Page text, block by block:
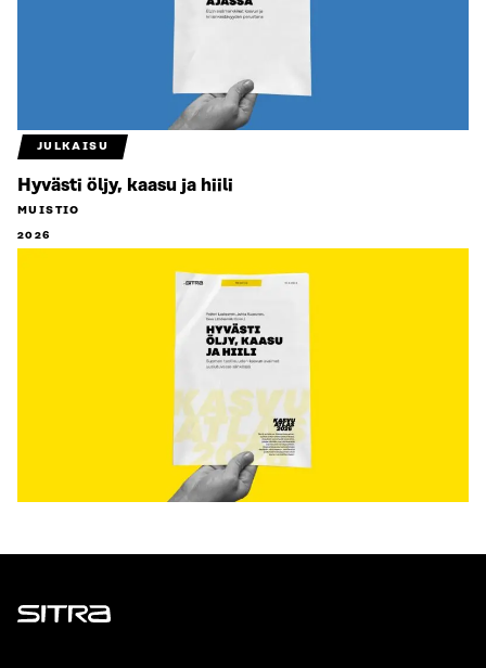
JULKAISU
Hyvästi öljy, kaasu ja hiili
MUISTIO
2026
Sitra